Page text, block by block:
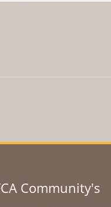
Community's